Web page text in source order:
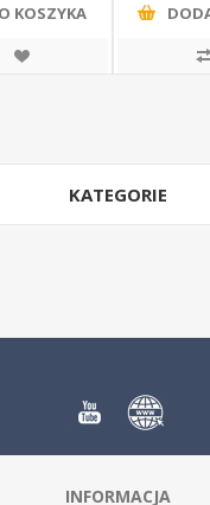
KOSZYKA
KATEGORIE
INFORMACJA